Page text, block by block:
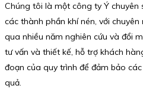
Chúng tôi là một công ty Ý
các thành phần khí nén, với
qua nhiều năm nghiên cứu và đổi
tư vấn và thiết kế, hỗ trợ khách
đoạn của quy trình để đảm bảo
quả.